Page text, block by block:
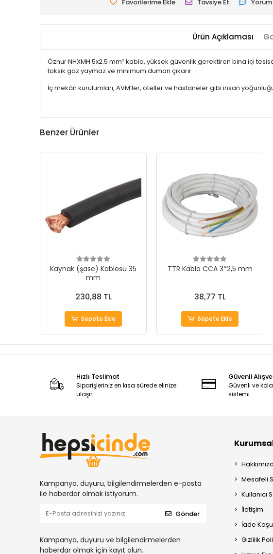
Favorilerime Ekle Tavsiye Et Yorum
Ürün Açıklaması
Öznur NHXMH 5x2.5 mm² kablo, yüksek güvenlik gerektiren bina içi
toksik gaz yaymaz ve minimum duman çıkarır.
İç mekân kurulumları, AVM’ler, oteller ve hastaneler gibi insan
Benzer Ürünler
Kaynak (şase) Kablosu 35
mm
230,88 TL
Sepete Ekle
TTR Kablo CCA 3*2,5 mm
38,77 TL
Sepete Ekle
Hızlı Teslimat
Siparişleriniz en kısa sürede elinize
ulaşır.
Güvenli
Güvenli ve
sistemi
Kampanya, duyuru, bilgilendirmelerden e-posta
ile haberdar olmak istiyorum.
Gönder
Kampanya, duyuru ve bilgilendirmelerden
haberdar olmak için kayıt olun.
Mesafeli
Kullanıcı
İletişim
İade
Gizlilik